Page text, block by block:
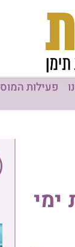
המוסדות